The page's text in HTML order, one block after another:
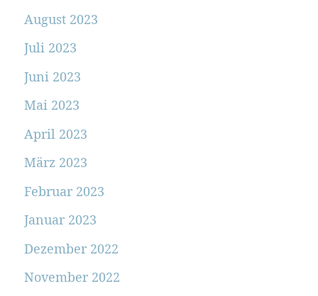
August 2023
Juli 2023
Juni 2023
Mai 2023
April 2023
März 2023
Februar 2023
Januar 2023
Dezember 2022
November 2022